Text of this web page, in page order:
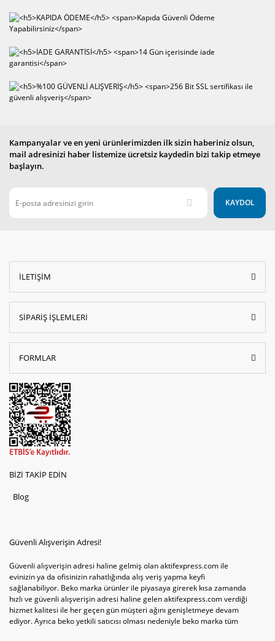
Kampanyalar ve en yeni ürünlerimizden ilk sizin haberiniz olsun,
mail adresinizi haber listemize ücretsiz kaydedin bizi takip etmeye
başlayın.
KAYDOL
İLETİŞİM
SİPARİŞ İŞLEMLERİ
FORMLAR
BİZİ TAKİP EDİN
Blog
Güvenli Alışverişin Adresi!
Güvenli alışverişin adresi haline gelmiş olan aktifexpress.com ile
evinizin ya da ofisinizin rahatlığında alış veriş yapma keyfi
sağlanabiliyor. Beko marka ürünler ile piyasaya girerek kısa zamanda
hızlı ve güvenli alışverişin adresi haline gelen aktifexpress.com verdiği
hizmet kalitesi ile her geçen gün müşteri ağını genişletmeye devam
ediyor. Ayrıca beko yetkili satıcısı olması nedeniyle beko marka tüm